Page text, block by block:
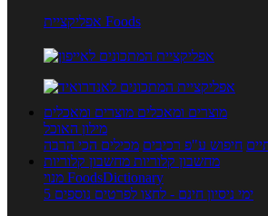
אפליקציית Foods
מוצרים ומאכלים מוצרים ומאכלים
מילון האוכל
חיפוש ע"פ רכיבים מכילים הכי הרבה
מחשבון קלוריות מחשבון קלוריות
מנוי FoodsDictionary
5 ימי ניסיון חינם - לחצו לפרטים נוספים